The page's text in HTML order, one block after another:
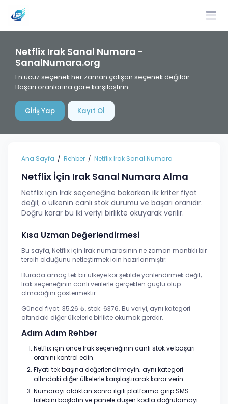
Netflix Irak Sanal Numara -
SanalNumara.org
En ucuz seçenek her zaman çalışan seçenek değildir.
Başarı oranlarına göre karşılaştırın.
Giriş Yap Kayıt Ol
Ana Sayfa Rehber Netflix Irak Sanal Numara
Netflix İçin Irak Sanal Numara Alma
Netflix için Irak seçeneğine bakarken ilk kriter fiyat
değil; o ülkenin canlı stok durumu ve başarı oranıdır.
Doğru karar bu iki veriyi birlikte okuyarak verilir.
Kısa Uzman Değerlendirmesi
Bu sayfa, Netflix için Irak numarasının ne zaman mantıklı bir
tercih olduğunu netleştirmek için hazırlanmıştır.
Burada amaç tek bir ülkeye kör şekilde yönlendirmek değil;
Irak seçeneğinin canlı verilerle gerçekten güçlü olup
olmadığını göstermektir.
Güncel fiyat: 35,26 ₺, stok: 6376. Bu veriyi, aynı kategori
altındaki diğer ülkelerle birlikte okumak gerekir.
Adım Adım Rehber
Netflix için önce Irak seçeneğinin canlı stok ve başarı
oranını kontrol edin.
Fiyatı tek başına değerlendirmeyin; aynı kategori
altındaki diğer ülkelerle karşılaştırarak karar verin.
Numarayı aldıktan sonra ilgili platforma girip SMS
talebini başlatın ve panele düşen kodla doğrulamayı